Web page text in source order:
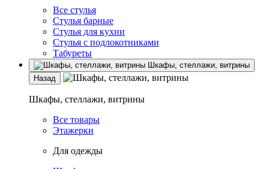
Все стулья
Стулья барные
Стулья для кухни
Стулья с подлокотниками
Табуреты
Шкафы, стеллажи, витрины
Назад
Шкафы, стеллажи, витрины
Все товары
Этажерки
Для одежды